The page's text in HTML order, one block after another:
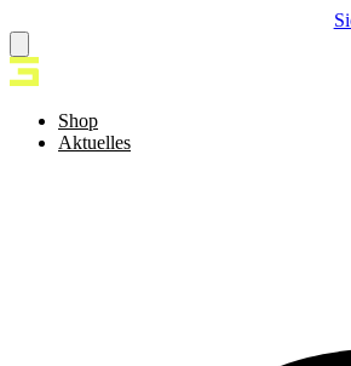
Shop
Aktuelles